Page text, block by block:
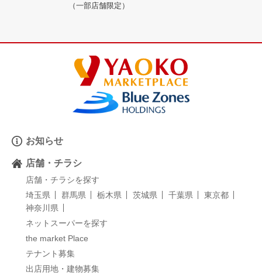
（一部店舗限定）
お知らせ
店舗・チラシ
店舗・チラシを探す
埼玉県
群馬県 栃木県 茨城県 千葉県
東京都
神奈川県
ネットスーパーを探す
the market Place
テナント募集
出店用地・建物募集